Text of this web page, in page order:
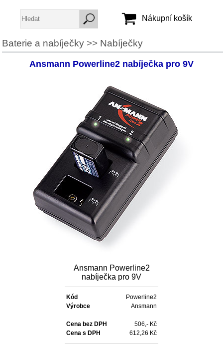
Jméno:
Heslo:
Vytvořit účet
Zapomenuté heslo
Nákupní košík
Baterie a nabíječky>> Nabíječky
Ansmann Powerline2 nabíječka pro 9V
Ansmann Powerline2
nabíječka pro 9V
Kód
Powerline2
Výrobce
Ansmann
Cena bez DPH
506,- Kč
Cena s DPH
612,26 Kč